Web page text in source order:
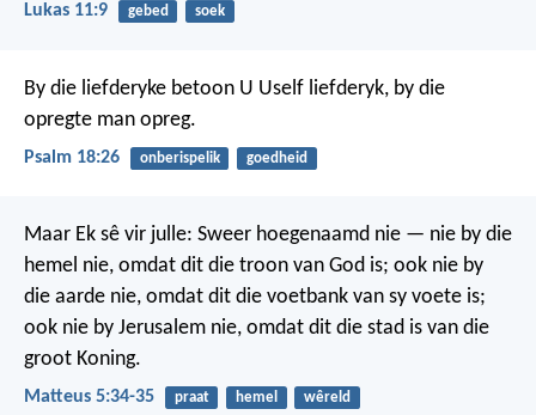
Lukas 11:9 gebed soek
By die liefderyke betoon U Uself liefderyk, by die
opregte man opreg.
Psalm 18:26 onberispelik goedheid
Maar Ek sê vir julle: Sweer hoegenaamd nie — nie by die
hemel nie, omdat dit die troon van God is; ook nie by
die aarde nie, omdat dit die voetbank van sy voete is;
ook nie by Jerusalem nie, omdat dit die stad is van die
groot Koning.
Matteus 5:34-35 praat hemel wêreld